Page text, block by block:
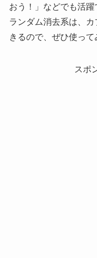
おう！」などでも活躍
ランダム消去系は、
きるので、ぜひ使って
スポ